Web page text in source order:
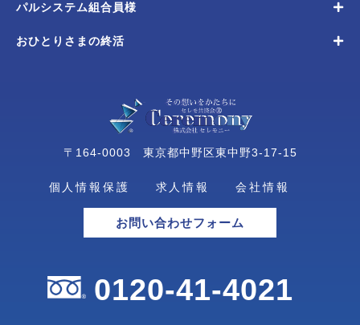
パルシステム組合員様
おひとりさまの終活
〒164-0003 東京都中野区東中野3-17-15
個人情報保護 求人情報 会社情報
お問い合わせフォーム
0120-41-4021